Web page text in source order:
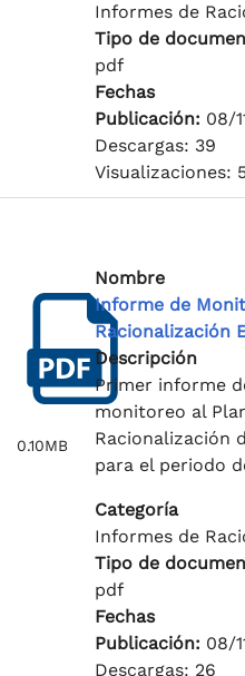
Informes de
Tipo de
pdf
Fechas
Publicación: 08/
Descargas: 39
Visualizaciones:
0.10MB
Nombre
Informe de
Racionalización
Descripción
Primer informe
monitoreo al
Racionalización
para el periodo
Categoría
Informes de
Tipo de
pdf
Fechas
Publicación: 08/
Descargas: 26